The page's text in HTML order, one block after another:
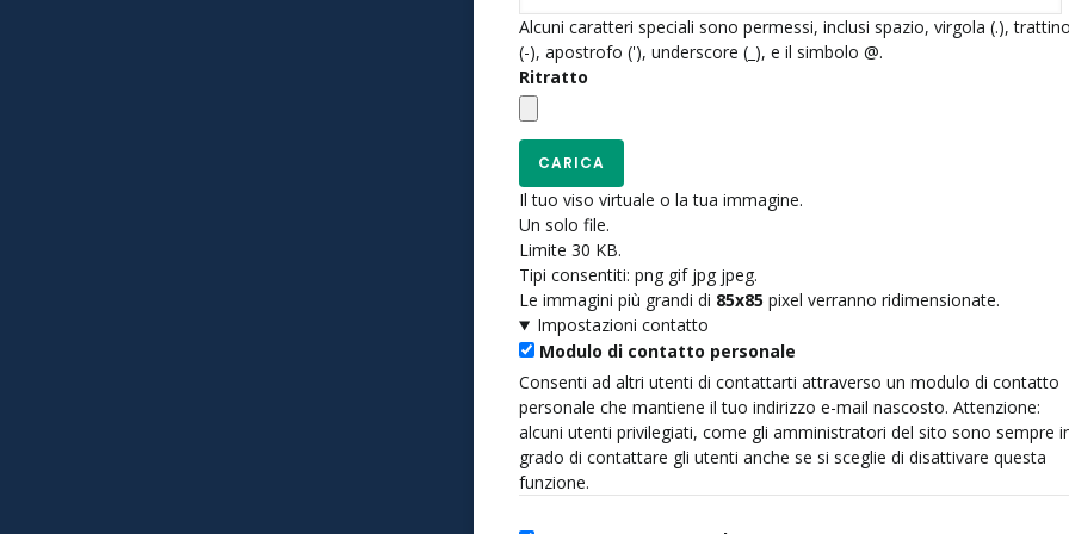
Alcuni caratteri speciali sono permessi, inclusi spazio, virgola (.),
(-), apostrofo ('), underscore (_), e il simbolo @.
Ritratto
Il tuo viso virtuale o la tua immagine.
Un solo file.
Limite 30 KB.
Tipi consentiti: png gif jpg jpeg.
Le immagini più grandi di 85x85 pixel verranno ridimensionate.
Impostazioni contatto
Modulo di contatto personale
Consenti ad altri utenti di contattarti attraverso un modulo di contatto
personale che mantiene il tuo indirizzo e-mail nascosto. Attenzione:
alcuni utenti privilegiati, come gli amministratori del sito sono sempre
grado di contattare gli utenti anche se si sceglie di disattivare questa
funzione.